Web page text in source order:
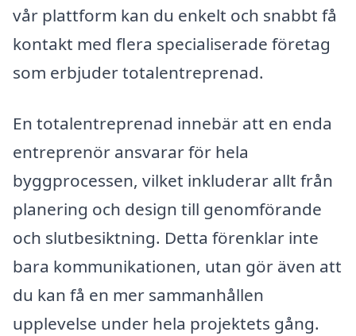
vår plattform kan du enkelt och snabbt få
kontakt med flera specialiserade företag
som erbjuder totalentreprenad.
En totalentreprenad innebär att en enda
entreprenör ansvarar för hela
byggprocessen, vilket inkluderar allt från
planering och design till genomförande
och slutbesiktning. Detta förenklar inte
bara kommunikationen, utan gör även att
du kan få en mer sammanhållen
upplevelse under hela projektets gång.